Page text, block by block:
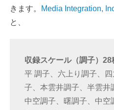
きます。
Media Integration,
と、
収録スケール（調子）28
平 調子、六上り調子、
子、本雲井調子、半雲井
中空調子、曙調子、中空